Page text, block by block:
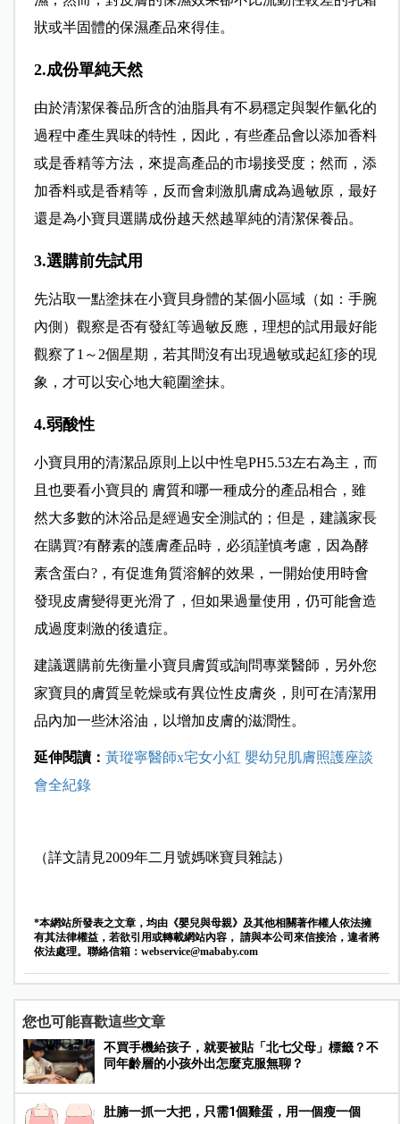
狀或半固體的保濕產品來得佳。
2.成份單純天然
由於清潔保養品所含的油脂具有不易穩定與製作氫化的
過程中產生異味的特性，因此，有些產品會以添加香料
或是香精等方法，來提高產品的市場接受度；然而，添
加香料或是香精等，反而會刺激肌膚成為過敏原，最好
還是為小寶貝選購成份越天然越單純的清潔保養品。
3.選購前先試用
先沾取一點塗抹在小寶貝身體的某個小區域（如：手腕
內側）觀察是否有發紅等過敏反應，理想的試用最好能
觀察了1～2個星期，若其間沒有出現過敏或起紅疹的現
象，才可以安心地大範圍塗抹。
4.弱酸性
小寶貝用的清潔品原則上以中性皂PH5.53左右為主，而
且也要看小寶貝的 膚質和哪一種成分的產品相合，雖
然大多數的沐浴品是經過安全測試的；但是，建議家長
在購買?有酵素的護膚產品時，必須謹慎考慮，因為酵
素含蛋白?，有促進角質溶解的效果，一開始使用時會
發現皮膚變得更光滑了，但如果過量使用，仍可能會造
成過度刺激的後遺症。
建議選購前先衡量小寶貝膚質或詢問專業醫師，另外您
家寶貝的膚質呈乾燥或有異位性皮膚炎，則可在清潔用
品內加一些沐浴油，以增加皮膚的滋潤性。
延伸閱讀： 黃瑽寧醫師x宅女小紅 嬰幼兒肌膚照護座談
會全紀錄
（詳文請見2009年二月號媽咪寶貝雜誌）
*本網站所發表之文章，均由《嬰兒與母親》及其他相關著作權人依法擁
有其法律權益，若欲引用或轉載網站內容， 請與本公司來信接洽，違者將
依法處理。聯絡信箱： webservice@mababy.com
您也可能喜歡這些文章
不買手機給孩子，就要被貼「北七父母」標籤？不
同年齡層的小孩外出怎麼克服無聊？
肚腩一抓一大把，只需1個雞蛋，用一個瘦一個